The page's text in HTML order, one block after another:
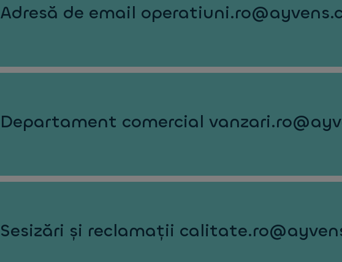
Adresă de email
Departament comercial
Sesizări și reclamații